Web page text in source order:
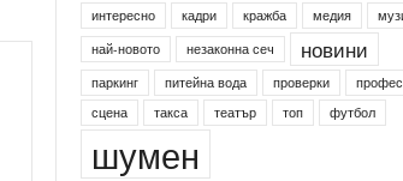
интересно кадри кражба медия
най-новото
незаконна сеч новини
паркинг питейна вода проверки
сцена
такса театър топ футбол
шумен